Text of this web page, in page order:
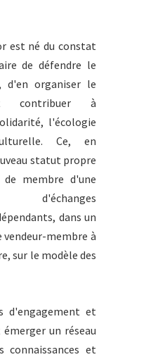
est né du constat
de défendre le
organiser le
contribuer à
l'écologie
Ce, en
statut propre
membre d'une
d'échanges
dans un
membre à
sur le modèle des
d'engagement et
un réseau
connaissances et